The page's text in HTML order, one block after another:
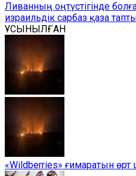
Ливанның оңтүстігінде
израильдік сарбаз қаза
ҰСЫНЫЛҒАН
«Wildberries» ғимаратын